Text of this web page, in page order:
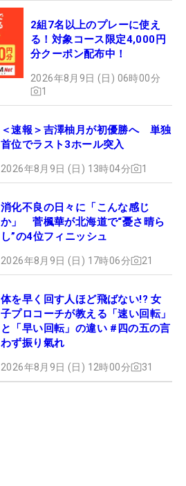
2組7名以上のプレーに使え
る！対象コース限定4,000円
分クーポン配布中！
2026年8月9日 (日) 06時00分
1
＜速報＞吉澤柚月が初優勝へ 単独
首位でラスト3ホール突入
2026年8月9日 (日) 13時04分 1
消化不良の日々に「こんな感じ
か」 菅楓華が北海道で“憂さ晴ら
し”の4位フィニッシュ
2026年8月9日 (日) 17時06分 21
体を早く回す人ほど飛ばない!? 女
子プロコーチが教える「速い回転」
と「早い回転」の違い #四の五の言
わず振り氣れ
2026年8月9日 (日) 12時00分 31